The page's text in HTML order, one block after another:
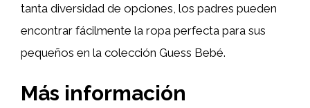
tanta diversidad de opciones, los padres pueden
encontrar fácilmente la ropa perfecta para sus
pequeños en la colección Guess Bebé.
Más información